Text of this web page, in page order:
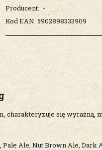
Producent: -
Kod EAN: 5902898333909
charakteryzuje się wyraźną,
Ale, Nut Brown Ale, Dark